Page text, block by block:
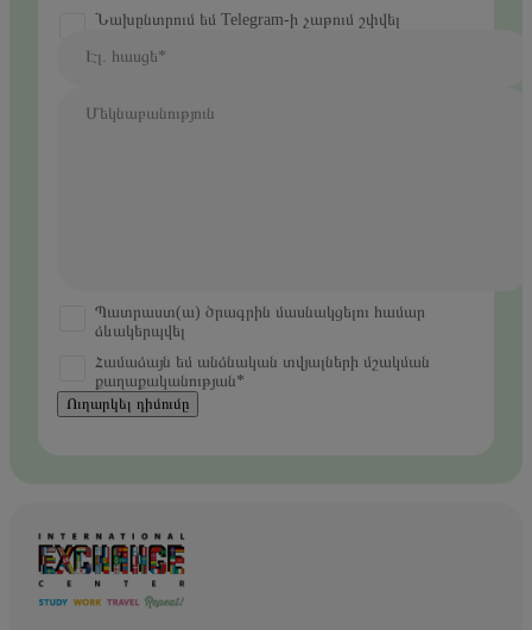
selected
Նախընտրում եմ Telegram-ի չաթում շփվել
Էլ. հասցե*
Մեկնաբանություն
Պատրաստ(ա) ծրագրին մասնակցելու համար
ձևակերպվել
Համաձայն եմ անձնական տվյալների մշակման
քաղաքականության*
Ուղարկել դիմումը